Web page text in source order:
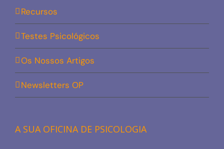
Recursos
Testes Psicológicos
Os Nossos Artigos
Newsletters OP
A SUA OFICINA DE PSICOLOGIA